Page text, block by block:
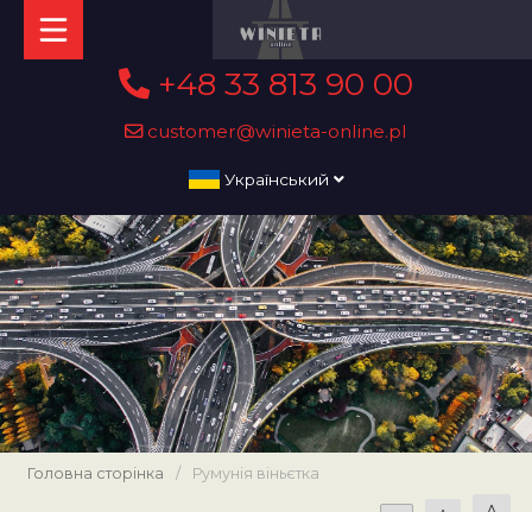
+48 33 813 90 00
customer@winieta-online.pl
Український
Головна сторінка / Румунія віньєтка